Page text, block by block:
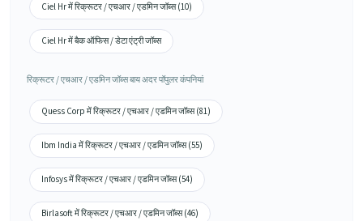
Ciel Hr में रिक्रूटर / एचआर / एडमिन जॉब्स (10)
Ciel Hr में बैक ऑफिस / डेटा एंट्री जॉब्स
रिक्रूटर / एचआर / एडमिन जॉब्स बाय अदर पॉपुलर कंपनियां
Quess Corp में रिक्रूटर / एचआर / एडमिन जॉब्स (81)
Ibm India में रिक्रूटर / एचआर / एडमिन जॉब्स (55)
Infosys में रिक्रूटर / एचआर / एडमिन जॉब्स (54)
Birlasoft में रिक्रूटर / एचआर / एडमिन जॉब्स (46)